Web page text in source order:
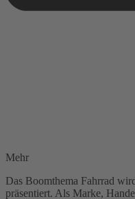
Mehr
Das Boomthema Fahrrad
präsentiert. Als Marke,